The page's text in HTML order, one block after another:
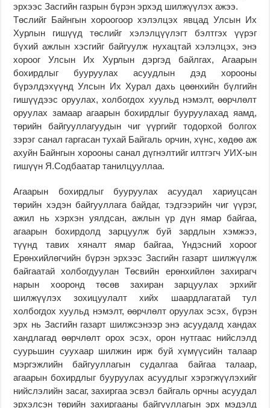
эрхээс Засгийн газрын бүрэн эрхэд шилжүүлэх ажээ.
Төслийг Байнгын хороогоор хэлэлцэх явцад Улсын Их
Хурлын гишүүд төслийг хэлэлцүүлэгт бэлтгэх үүрэг
бүхий ажлын хэсгийг байгуулж нухацтай хэлэлцэх, энэ
хороог Улсын Их Хурлын дэргэд байлгах, Агаарын
бохирдлыг бууруулах асуудлын дэд хорооны
бүрэлдэхүүнд Улсын Их Хурал дахь цөөнхийн бүлгийн
гишүүдээс оруулах, холбогдох хуульд нэмэлт, өөрчлөлт
оруулах замаар агаарын бохирдлыг бууруулахад яамд,
төрийн байгууллагуудын чиг үүргийг тодорхой болгох
зэрэг санал гаргасан тухай Байгаль орчин, хүнс, хөдөө аж
ахуйн Байнгын хорооны санал дүгнэлтийг илтгэгч УИХ-ын
гишүүн Я.Содбаатар танилцууллаа.
Агаарын бохирдлыг бууруулах асуудал хариуцсан
төрийн хэдэн байгууллага байдаг, тэдгээрийн чиг үүрэг,
ажил нь хэрхэн уялдсан, ажлын үр дүн ямар байгаа,
агаарын бохирдолд зарцуулж буй зардлын хэмжээ,
түүнд тавих хяналт ямар байгаа, Үндэсний хороог
Ерөнхийлөгчийн бүрэн эрхээс Засгийн газарт шилжүүлж
байгаатай холбогдуулан Төсвийн ерөнхийлөн захирагч
нарын хооронд төсөв захиран зарцуулах эрхийг
шилжүүлэх зохицуулалт хийх шаардлагатай тул
холбогдох хуульд нэмэлт, өөрчлөлт оруулах эсэх, бүрэн
эрх нь Засгийн газарт шилжсэнээр энэ асуудалд хандах
хандлагад өөрчлөлт орох эсэх, орон нутгаас нийслэлд
суурьшин суухаар шилжин ирж буй хүмүүсийн талаар
мэргэжлийн байгууллагын судалгаа байгаа талаар,
агаарын бохирдлыг бууруулах асуудлыг хэрэгжүүлэхийг
нийслэлийн засаг, захиргаа эсвэл байгаль орчны асуудал
эрхэлсэн төрийн захиргааны байгууллагын эрх мэдэлд